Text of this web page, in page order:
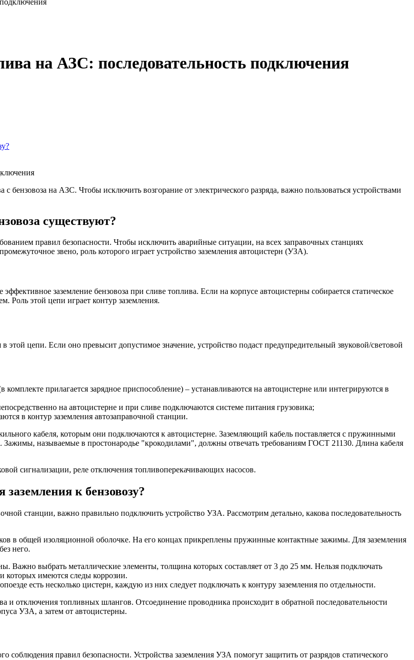
на АЗС: последовательность подключения
бензовоза на АЗС. Чтобы исключить возгорание от электрического разряда, важно пользоваться устройствами
существуют?
правил безопасности. Чтобы исключить аварийные ситуации, на всех заправочных станциях
звено, роль которого играет устройство заземления автоцистерн (УЗА).
заземление бензовоза при сливе топлива. Если на корпусе автоцистерны собирается статическое
Роль этой цепи играет контур заземления.
цепи. Если оно превысит допустимое значение, устройство подаст предупредительный звуковой/световой
прилагается зарядное приспособление) – устанавливаются на автоцистерне или интегрируются в
на автоцистерне и при сливе подключаются системе питания грузовика;
в контур заземления автозаправочной станции.
кабеля, которым они подключаются к автоцистерне. Заземляющий кабель поставляется с пружинными
называемые в простонародье "крокодилами", должны отвечать требованиям ГОСТ 21130. Длина кабеля
сигнализации, реле отключения топливоперекачивающих насосов.
к бензовозу?
станции, важно правильно подключить устройство УЗА. Рассмотрим детально, какова последовательность
в общей изоляционной оболочке. На его концах прикреплены пружинные контактные зажимы. Для заземления
него.
Важно выбрать металлические элементы, толщина которых составляет от 3 до 25 мм. Нельзя подключать
которых имеются следы коррозии.
есть несколько цистерн, каждую из них следует подключать к контуру заземления по отдельности.
и отключения топливных шлангов. Отсоединение проводника происходит в обратной последовательности
УЗА, а затем от автоцистерны.
соблюдения правил безопасности. Устройства заземления УЗА помогут защитить от разрядов статического